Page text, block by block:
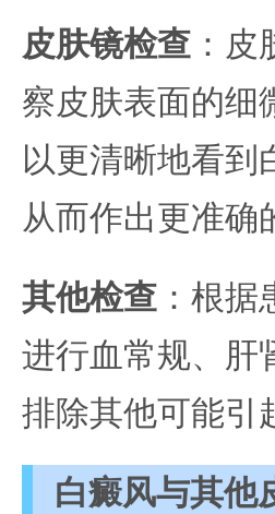
皮肤镜检查 ：
察皮肤表面的细
以更清晰地看到
从而作出更准确
其他检查 ：根
进行血常规、肝
排除其他可能引
白癜风与其他